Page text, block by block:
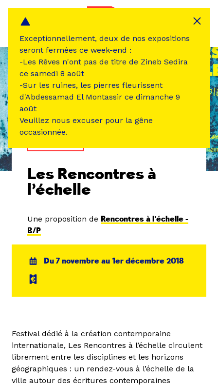
Les Rencontres à
l’échelle
Une proposition de Rencontres à l'échelle -
B/P
Du 7 novembre au 1er décembre 2018
Festival dédié à la création contemporaine
internationale, Les Rencontres à l’échelle circulent
librement entre les disciplines et les horizons
géographiques : un rendez-vous à l’échelle de la
ville autour des écritures contemporaines
Exceptionnellement, deux de nos expositions
seront fermées ce week-end :
-Les Rêves n'ont pas de titre de Zineb Sedira
ce samedi 8 août
-Sur les ruines, les pierres fleurissent
d'Abdessamad El Montassir ce dimanche 9
août
Veuillez nous excuser pour la gêne
occasionnée.
Panneau de gestion des cookies